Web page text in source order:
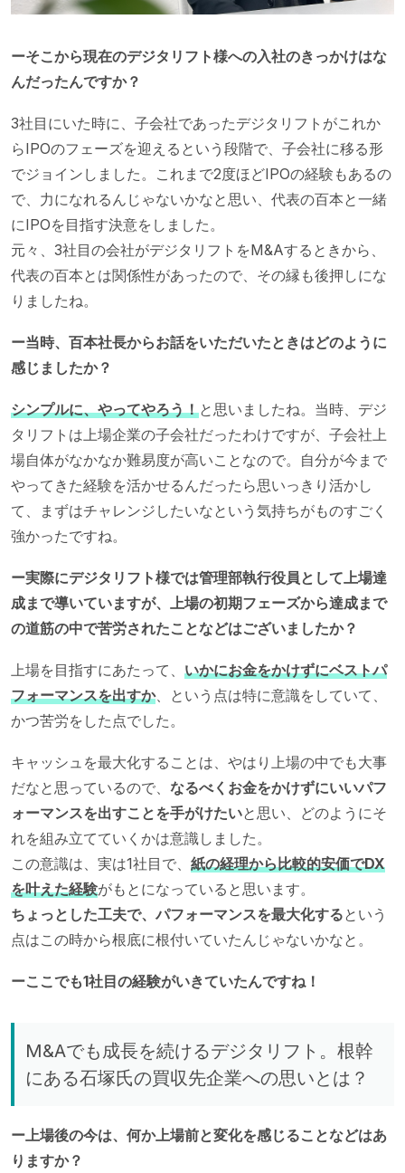
ーそこから現在のデジタリフト様への入社のきっかけはな
んだったんですか？
3社目にいた時に、子会社であったデジタリフトがこれか
らIPOのフェーズを迎えるという段階で、子会社に移る形
でジョインしました。これまで2度ほどIPOの経験もあるの
で、力になれるんじゃないかなと思い、代表の百本と一緒
にIPOを目指す決意をしました。
元々、3社目の会社がデジタリフトをM&Aするときから、
代表の百本とは関係性があったので、その縁も後押しにな
りましたね。
ー当時、百本社長からお話をいただいたときはどのように
感じましたか？
シンプルに、やってやろう！と思いましたね。当時、デジ
タリフトは上場企業の子会社だったわけですが、子会社上
場自体がなかなか難易度が高いことなので。自分が今まで
やってきた経験を活かせるんだったら思いっきり活かし
て、まずはチャレンジしたいなという気持ちがものすごく
強かったですね。
ー実際にデジタリフト様では管理部執行役員として上場達
成まで導いていますが、上場の初期フェーズから達成まで
の道筋の中で苦労されたことなどはございましたか？
上場を目指すにあたって、 いかにお金をかけずにベストパ
フォーマンスを出すか、という点は特に意識をしていて、
かつ苦労をした点でした。
キャッシュを最大化することは、やはり上場の中でも大事
だなと思っているので、 なるべくお金をかけずにいいパフ
ォーマンスを出すことを手がけたいと思い、どのようにそ
れを組み立てていくかは意識しました。
この意識は、実は1社目で、 紙の経理から比較的安価でDX
を叶えた経験がもとになっていると思います。
ちょっとした工夫で、パフォーマンスを最大化するという
点はこの時から根底に根付いていたんじゃないかなと。
ーここでも1社目の経験がいきていたんですね！
M&Aでも成長を続けるデジタリフト。根幹
にある石塚氏の買収先企業への思いとは？
ー上場後の今は、何か上場前と変化を感じることなどはあ
りますか？